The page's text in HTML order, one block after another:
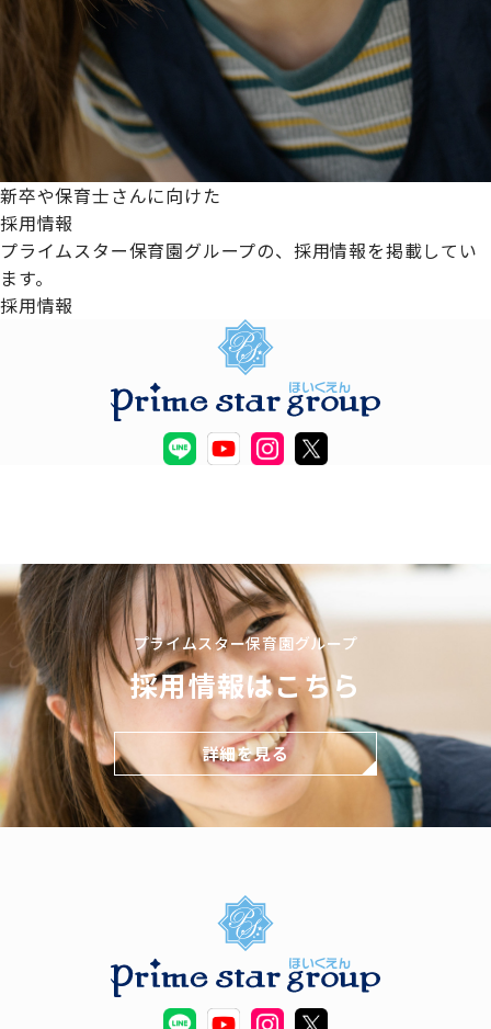
新卒や保育士さんに向けた
採用情報
プライムスター保育園グループの、採用情報を掲載してい
ます。
採用情報
プライムスター保育園グループ
採用情報はこちら
詳細を見る